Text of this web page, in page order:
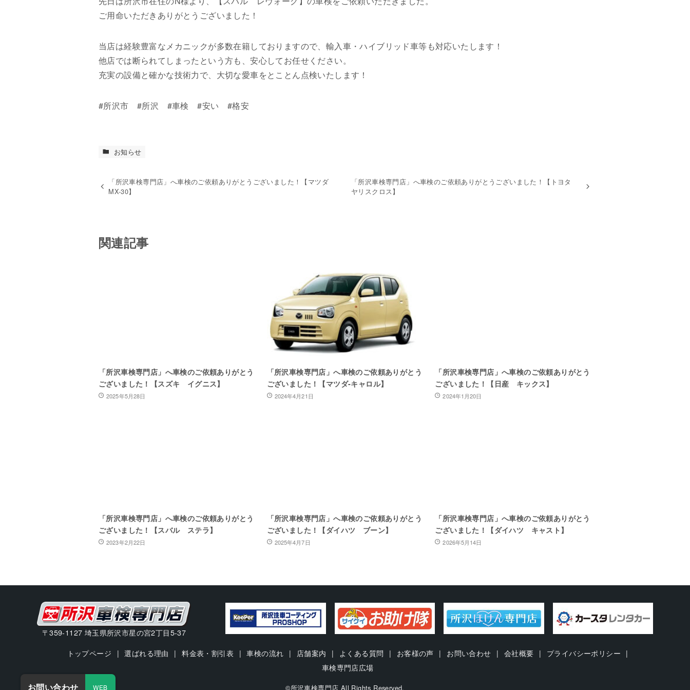
お問い合わせ WEB
ご用命いただきありがとうございました！
当店は経験豊富なメカニックが多数在籍しておりますので、輸入車・ハイブリッド車等も対応いたします！
他店では断られてしまったという方も、安心してお任せください。
充実の設備と確かな技術力で、大切な愛車をとことん点検いたします！
#所沢市 #所沢 #車検 #安い #格安
お知らせ
「所沢車検専門店」へ車検のご依頼ありがとうございました！【マツダ
MX-30】
「所沢車検専門店」へ車検のご依頼ありがとうございました！【トヨタ
ヤリスクロス】
関連記事
「所沢車検専門店」へ車検のご依頼ありがとう
ございました！【スズキ イグニス】
2025年5月28日
「所沢車検専門店」へ車検のご依頼ありがとう
ございました！【マツダ-キャロル】
2024年4月21日
「所沢車検専門店」へ車検のご依頼ありがとう
ございました！【日産 キックス】
2024年1月20日
「所沢車検専門店」へ車検のご依頼ありがとう
ございました！【スバル ステラ】
2023年2月22日
「所沢車検専門店」へ車検のご依頼ありがとう
ございました！【ダイハツ ブーン】
2025年4月7日
「所沢車検専門店」へ車検のご依頼ありがとう
ございました！【ダイハツ キャスト】
2026年5月14日
〒359-1127 埼玉県所沢市星の宮2丁目5-37
トップページ 選ばれる理由 料金表・割引表 車検の流れ 店舗案内 よくある質問 お客様の声 お問い合わせ 会社概要
プライバシーポリシー
車検専門店広場
©所沢車検専門店 All Rights Reserved.